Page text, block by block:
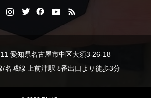
愛知県名古屋市中区大須3-26-18
/名城線 上前津駅 8番出口より徒歩3分